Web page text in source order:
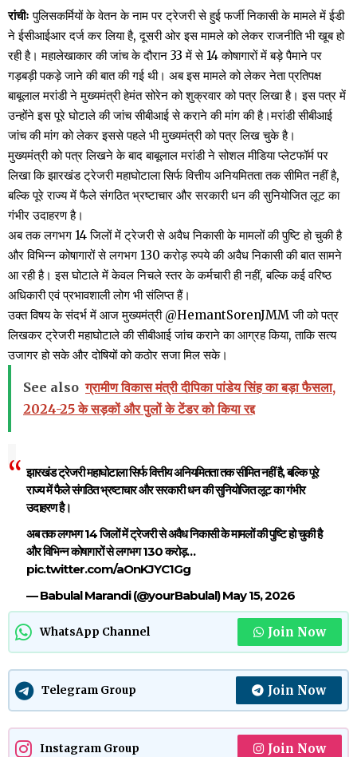
रांचीः पुलिसकर्मियों के वेतन के नाम पर ट्रेजरी से हुई फर्जी निकासी के मामले में ईडी
ने ईसीआईआर दर्ज कर लिया है, दूसरी ओर इस मामले को लेकर राजनीति भी खूब हो
रही है। महालेखाकार की जांच के दौरान 33 में से 14 कोषागारों में बड़े पैमाने पर
गड़बड़ी पकड़े जाने की बात की गई थी। अब इस मामले को लेकर नेता प्रतिपक्ष
बाबूलाल मरांडी ने मुख्यमंत्री हेमंत सोरेन को शुक्रवार को पत्र लिखा है। इस पत्र में
उन्होंने इस पूरे घोटाले की जांच सीबीआई से कराने की मांग की है।मरांडी सीबीआई
जांच की मांग को लेकर इससे पहले भी मुख्यमंत्री को पत्र लिख चुके है।
मुख्यमंत्री को पत्र लिखने के बाद बाबूलाल मरांडी ने सोशल मीडिया प्लेटफॉर्म पर
लिखा कि झारखंड ट्रेजरी महाघोटाला सिर्फ वित्तीय अनियमितता तक सीमित नहीं है,
बल्कि पूरे राज्य में फैले संगठित भ्रष्टाचार और सरकारी धन की सुनियोजित लूट का
गंभीर उदाहरण है।
अब तक लगभग 14 जिलों में ट्रेजरी से अवैध निकासी के मामलों की पुष्टि हो चुकी है
और विभिन्न कोषागारों से लगभग 130 करोड़ रुपये की अवैध निकासी की बात सामने
आ रही है। इस घोटाले में केवल निचले स्तर के कर्मचारी ही नहीं, बल्कि कई वरिष्ठ
अधिकारी एवं प्रभावशाली लोग भी संलिप्त हैं।
उक्त विषय के संदर्भ में आज मुख्यमंत्री @HemantSorenJMM जी को पत्र
लिखकर ट्रेजरी महाघोटाले की सीबीआई जांच कराने का आग्रह किया, ताकि सत्य
उजागर हो सके और दोषियों को कठोर सजा मिल सके।
See also ग्रामीण विकास मंत्री दीपिका पांडेय सिंह का बड़ा फैसला,
2024-25 के सड़कों और पुलों के टेंडर को किया रद्द
झारखंड ट्रेजरी महाघोटाला सिर्फ वित्तीय अनियमितता तक सीमित नहीं है, बल्कि पूरे
राज्य में फैले संगठित भ्रष्टाचार और सरकारी धन की सुनियोजित लूट का गंभीर
उदाहरण है।
अब तक लगभग 14 जिलों में ट्रेजरी से अवैध निकासी के मामलों की पुष्टि हो चुकी है
और विभिन्न कोषागारों से लगभग 130 करोड़…
pic.twitter.com/aOnKJYC1Gg
— Babulal Marandi (@yourBabulal)May 15, 2026
WhatsApp Channel Join Now
Telegram Group Join Now
Instagram Group Join Now